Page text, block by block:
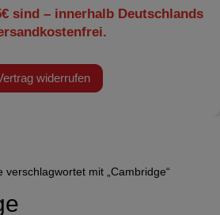
sind – innerhalb Deutschlands
widerrufen
verschlagwortet mit „Cambridge“